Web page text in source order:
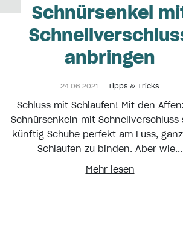
Schnürsenkel
anbringen
24.06.2021 Tipps & Tricks
Schluss mit Schlaufen! Mit den
Schnürsenkeln mit Schnellverschluss
künftig Schuhe perfekt am Fuss,
Schlaufen zu binden. Aber wie...
Mehr lesen